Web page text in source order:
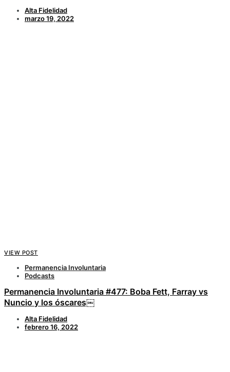
Alta Fidelidad
marzo 19, 2022
VIEW POST
Permanencia Involuntaria
Podcasts
Permanencia Involuntaria #477: Boba Fett, Farray vs
Nuncio y los óscares￼
Alta Fidelidad
febrero 16, 2022